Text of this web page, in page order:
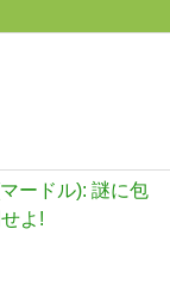
ードル): 謎に包
よ!